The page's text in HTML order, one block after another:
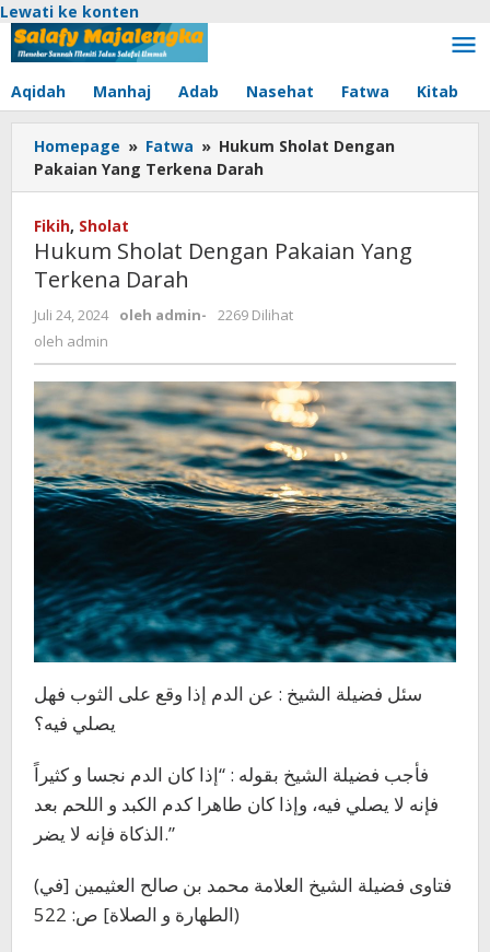
Lewati ke konten
Aqidah Manhaj Adab Nasehat Fatwa Kitab
Homepage » Fatwa » Hukum Sholat Dengan
Pakaian Yang Terkena Darah
Fikih, Sholat
Hukum Sholat Dengan Pakaian Yang
Terkena Darah
Juli 24, 2024 oleh admin-
2269 Dilihat
oleh admin
سئل فضيلة الشيخ : عن الدم إذا وقع على الثوب فهل
يصلي فيه؟
فأجب فضيلة الشيخ بقوله : “إذا كان الدم نجسا و كثيراً
فإنه لا يصلي فيه، وإذا كان طاهرا كدم الكبد و اللحم بعد
الذكاة فإنه لا يضر.”
(فتاوى فضيلة الشيخ العلامة محمد بن صالح العثيمين [في
الطهارة و الصلاة] ص: 522)